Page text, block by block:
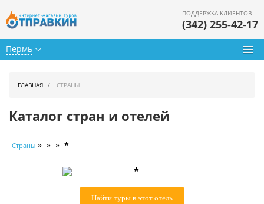
Пермь
ПОДДЕРЖКА КЛИЕНТОВ
(342) 255-42-17
Календарь туров
ГЛАВНАЯ СТРАНЫ
Каталог стран и отелей
Страны » » » *
*
Найти туры в этот отель